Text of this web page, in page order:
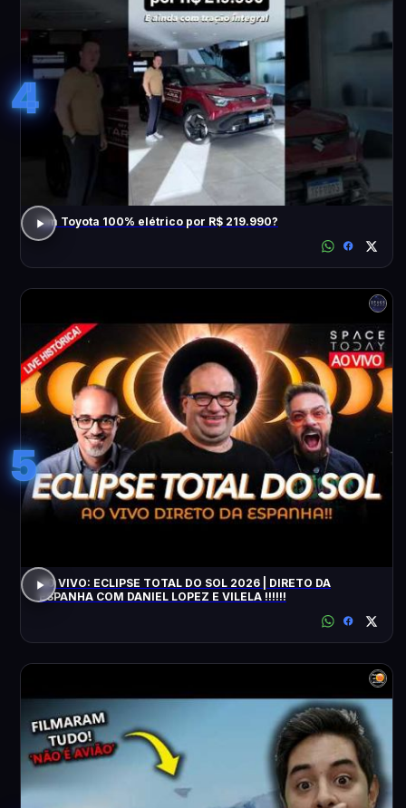
4
Um Toyota 100% elétrico por R$ 219.990?
5
AO VIVO: ECLIPSE TOTAL DO SOL 2026 | DIRETO DA
ESPANHA COM DANIEL LOPEZ E VILELA !!!!!!